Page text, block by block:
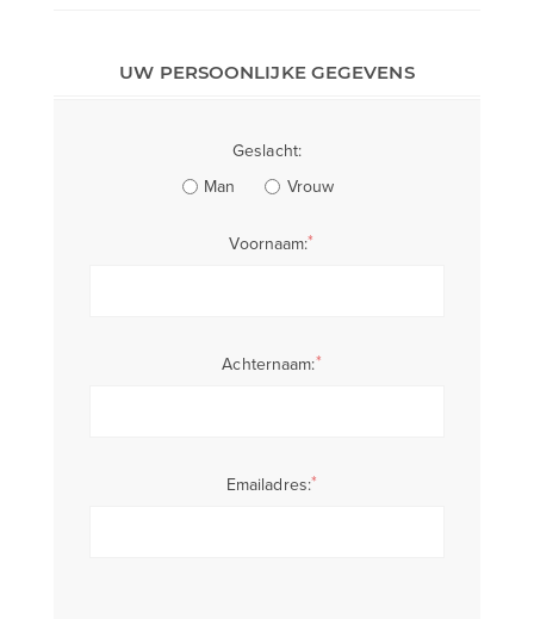
UW PERSOONLIJKE GEGEVENS
Geslacht:
Man
Vrouw
Voornaam:*
Achternaam:*
Emailadres:*